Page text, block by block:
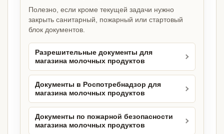
Полезно, если кроме текущей задачи нужно
закрыть санитарный, пожарный или стартовый
блок документов.
Разрешительные документы для
магазина молочных продуктов
Документы в Роспотребнадзор для
магазина молочных продуктов
Документы по пожарной безопасности
магазина молочных продуктов